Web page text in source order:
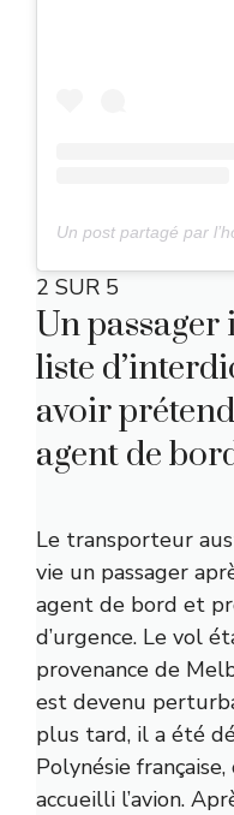
2 SUR 5
Un
liste
avoir
agent de
Le transporteur
vie un passager
agent de bord et
d’urgence. Le vol
provenance de
est devenu
plus tard, il a été
Polynésie
accueilli l’avion.